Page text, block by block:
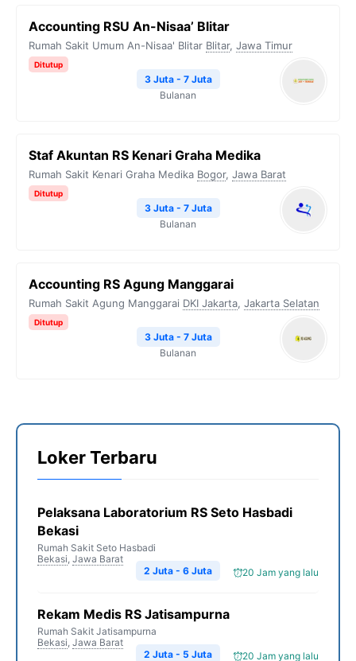
Accounting RSU An-Nisaa’ Blitar
Rumah Sakit Umum An-Nisaa' Blitar Blitar, Jawa Timur
Ditutup
3 Juta - 7 Juta
Bulanan
Staf Akuntan RS Kenari Graha Medika
Rumah Sakit Kenari Graha Medika Bogor, Jawa Barat
Ditutup
3 Juta - 7 Juta
Bulanan
Accounting RS Agung Manggarai
Rumah Sakit Agung Manggarai DKI Jakarta, Jakarta Selatan
Ditutup
3 Juta - 7 Juta
Bulanan
Loker Terbaru
Pelaksana Laboratorium RS Seto Hasbadi
Bekasi
Rumah Sakit Seto Hasbadi
Bekasi, Jawa Barat
20 Jam yang lalu
2 Juta - 6 Juta
Rekam Medis RS Jatisampurna
Rumah Sakit Jatisampurna
Bekasi, Jawa Barat
20 Jam yang lalu
2 Juta - 5 Juta